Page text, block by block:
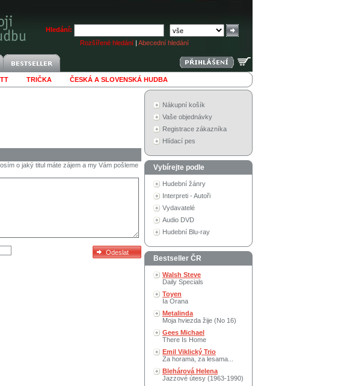
Hledání:
Rozšířené hledání | Abecední hledání
TRIČKA ČESKÁ A SLOVENSKÁ HUDBA
o jaký titul máte zájem a my Vám pošleme
Nákupní košík
Vaše objednávky
Registrace zákazníka
Hlídací pes
Vybírejte podle
Hudební žánry
Interpreti - Autoři
Vydavatelé
Audio DVD
Hudební Blu-ray
Bestseller ČR
Walsh Steve
Daily Specials
Toyen
Ia Orana
Metalinda
Moja hviezda žije (No 16)
Gees Michael
There Is Home
Emil Viklický Trio
Za horama, za lesama...
Blehárová Helena
Jazzové útesy (1963-1990)